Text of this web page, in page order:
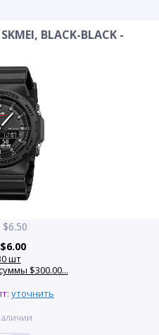
BLACK-BLACK -
$6.50
$6.00
шт
$300.00...
уточнить